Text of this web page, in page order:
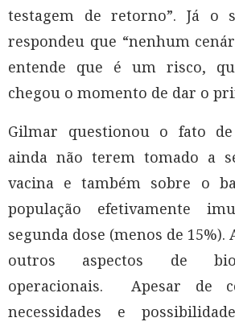
testagem de retorno”. Já o
respondeu que “nenhum
entende que é um risco,
chegou o momento de dar o
Gilmar questionou o fato
ainda não terem tomado a
vacina e também sobre o
população efetivamente
segunda dose (menos de 15%).
outros aspectos de
operacionais. Apesar de
necessidades e